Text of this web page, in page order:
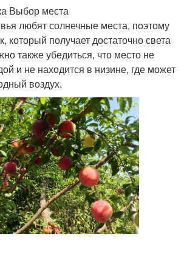
Выбор места
любят солнечные места, поэтому
который получает достаточно света
также убедиться, что место не
и не находится в низине, где может
воздух.